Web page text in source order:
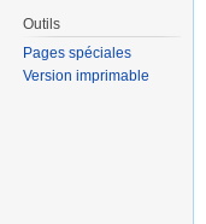
Outils
Pages spéciales
Version imprimable